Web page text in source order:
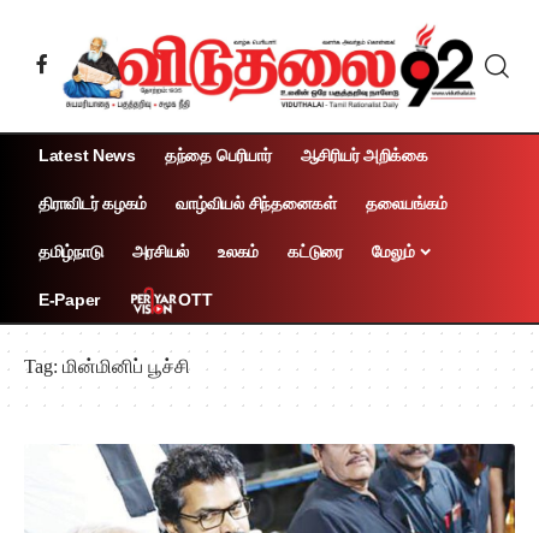
Latest News தந்தை பெரியார் ஆசிரியர் அறிக்கை
திராவிடர் கழகம் வாழ்வியல் சிந்தனைகள் தலையங்கம்
தமிழ்நாடு அரசியல் உலகம் கட்டுரை மேலும்
E-Paper OTT
Tag:மின்மினிப் பூச்சி